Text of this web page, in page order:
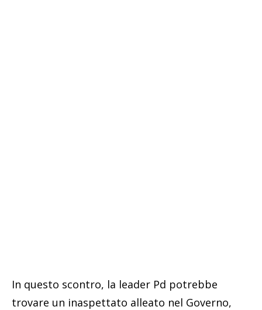
In questo scontro, la leader Pd potrebbe
trovare un inaspettato alleato nel Governo,